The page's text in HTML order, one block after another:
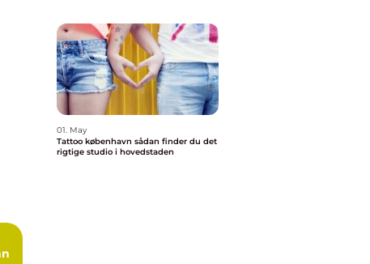
01. May
Tattoo københavn sådan finder du det
rigtige studio i hovedstaden